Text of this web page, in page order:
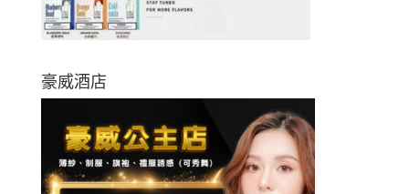
豪威酒店